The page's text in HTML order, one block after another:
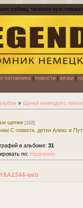
собаки, человек
о питомнике| новости| вязки|
» Щенки немецкого
щенки [102]
С-помета. детки Алекс и
в альбоме: 31
по: Названию
web